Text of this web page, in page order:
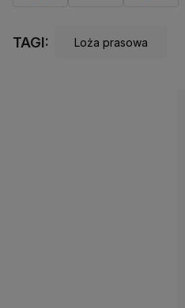
TAGI: Loża prasowa